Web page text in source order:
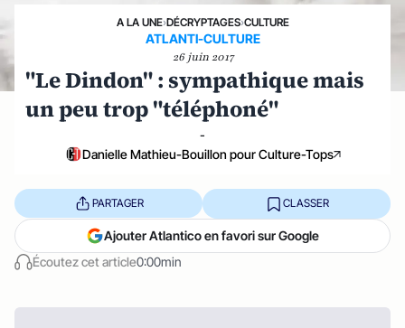
A LA UNE›DÉCRYPTAGES›CULTURE
ATLANTI-CULTURE
26 juin 2017
"Le Dindon" : sympathique mais
un peu trop "téléphoné"
-
Danielle Mathieu-Bouillon pour Culture-Tops
Écoutez cet article0:00min
PARTAGER CLASSER
Ajouter Atlantico en favori sur Google